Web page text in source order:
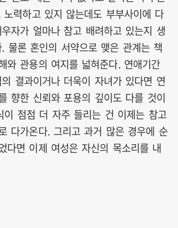
력하고 있지 않는데도 부부사이에 다
자가 얼마나 참고 배려하고 있는지 생
물론 혼인의 서약으로 맺은 관계는 책
와 관용의 여지를 넓혀준다. 연애기간
결과이거나 더욱이 자녀가 있다면 연
향한 신뢰와 포용의 깊이도 다를 것이
이 점점 더 자주 들리는 건 이제는 참고
다가온다. 그리고 과거 많은 경우에 순
다면 이제 여성은 자신의 목소리를 내